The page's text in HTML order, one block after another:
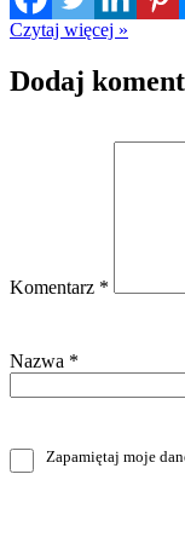
Czytaj więcej »
Dodaj
Komentarz *
Nazwa *
Zapamiętaj moje